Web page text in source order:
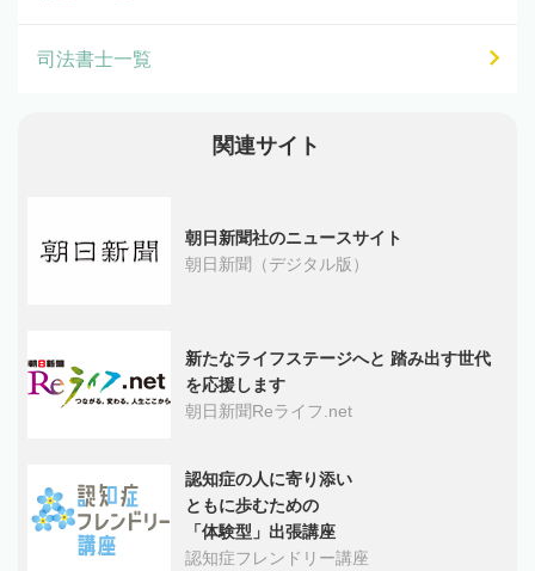
司法書士一覧
関連サイト
朝日新聞社のニュースサイト
朝日新聞（デジタル版）
新たなライフステージへと 踏み出す世代
を応援します
朝日新聞Reライフ.net
認知症の人に寄り添い
ともに歩むための
「体験型」出張講座
認知症フレンドリー講座